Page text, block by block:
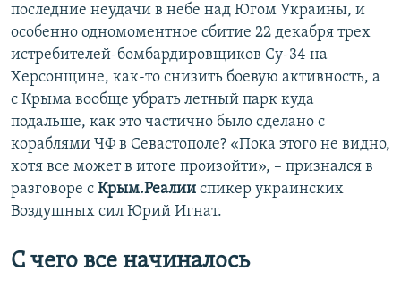
последние неудачи в небе над Югом Украины, и
особенно одномоментное сбитие 22 декабря трех
истребителей-бомбардировщиков Су-34 на
Херсонщине, как-то снизить боевую активность, а
с Крыма вообще убрать летный парк куда
подальше, как это частично было сделано с
кораблями ЧФ в Севастополе? «Пока этого не видно,
хотя все может в итоге произойти», ­­– признался в
разговоре с Крым.Реалии спикер украинских
Воздушных сил Юрий Игнат.
С чего все начиналось